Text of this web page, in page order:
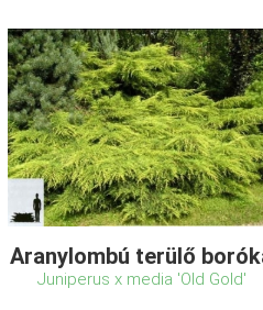
Aranylombú terülő
Juniperus x media 'Old Gold'